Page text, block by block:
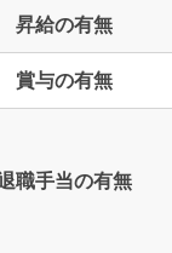
昇給の有無
賞与の有無
職手当の有無